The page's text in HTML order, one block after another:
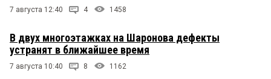
7 августа 12:40 4 1458
В двух многоэтажках на Шаронова дефекты
устранят в ближайшее время
7 августа 10:40 8 1162